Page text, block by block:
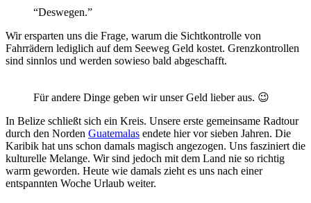
“Deswegen.”
Wir ersparten uns die Frage, warum die Sichtkontrolle von
Fahrrädern lediglich auf dem Seeweg Geld kostet. Grenzkontrollen
sind sinnlos und werden sowieso bald abgeschafft.
Für andere Dinge geben wir unser Geld lieber aus. 😉
In Belize schließt sich ein Kreis. Unsere erste gemeinsame Radtour
durch den Norden Guatemalas endete hier vor sieben Jahren. Die
Karibik hat uns schon damals magisch angezogen. Uns fasziniert die
kulturelle Melange. Wir sind jedoch mit dem Land nie so richtig
warm geworden. Heute wie damals zieht es uns nach einer
entspannten Woche Urlaub weiter.